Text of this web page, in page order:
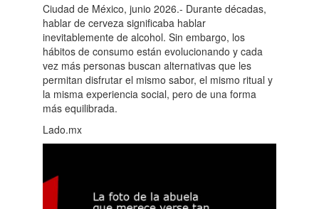
Ciudad de México, junio 2026.- Durante décadas,
hablar de cerveza significaba hablar
inevitablemente de alcohol. Sin embargo, los
hábitos de consumo están evolucionando y cada
vez más personas buscan alternativas que les
permitan disfrutar el mismo sabor, el mismo ritual y
la misma experiencia social, pero de una forma
más equilibrada.
Lado.mx